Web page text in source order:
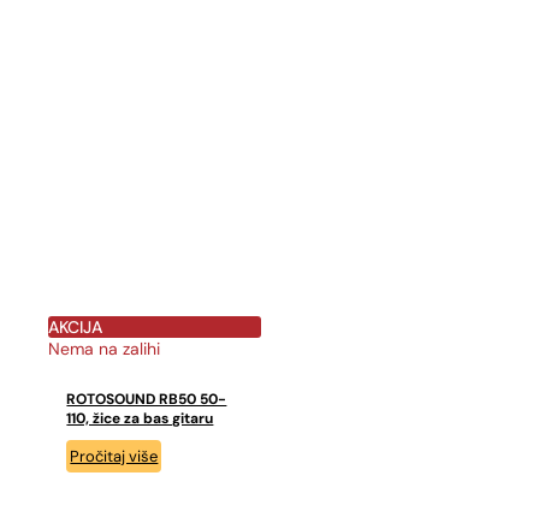
AKCIJA
Nema na zalihi
ROTOSOUND RB50 50-
110, žice za bas gitaru
Pročitaj više